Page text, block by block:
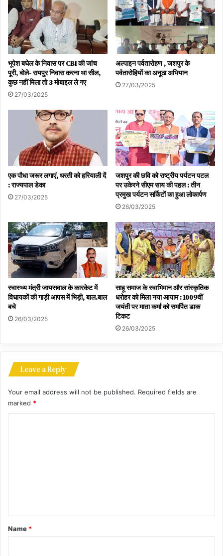
भूपेश बघेल के निवास पर CBI की जांच
पूरी, बोले- रायपुर निवास करना था सील,
कुछ नहीं मिला तो 3 मोबाइल ले गए
27/03/2025
अल्पाइन पर्वतारोहण , जशपुर के
पर्वतारोहियों का अनूठा अभियान
27/03/2025
एक पौधा जरूर लगाएं, धरती को हरियाली दें
: राज्यपाल डेका
27/03/2025
जशपुर की छवि को राष्ट्रीय पर्यटन पटल
पर उकेरने सीएम साय की पहल : तीन
प्रमुख पर्यटन सर्किटों का हुआ लोकार्पण
26/03/2025
स्वास्थ्य मंत्री जायसवाल के कारकेट में
विधायकों की गाड़ी आपस में भिड़ी, बाल.बाल
बचे
26/03/2025
साहू समाज के स्वाभिमान और सांस्कृतिक
धरोहर को मिला नया आयाम : 1009वीं
जयंती पर माता कर्मा को समर्पित डाक
टिकट
26/03/2025
Leave a Reply
Your email address will not be published. Required fields are
marked *
*
Name *